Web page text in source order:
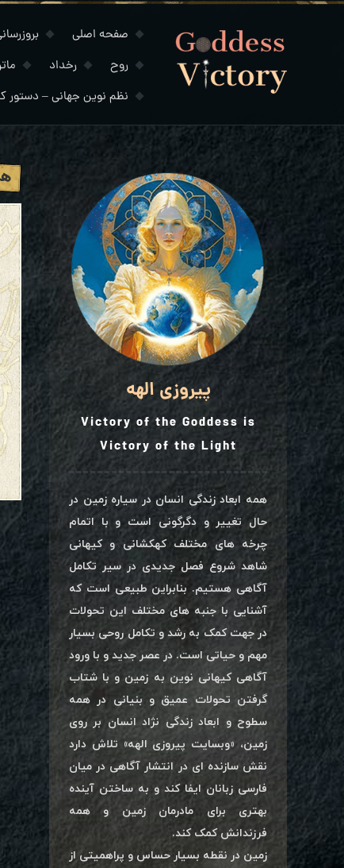
صفحه اصلی
روح
رخداد
نظم نوین جهانی – دستور کار
پیروزی الهه
Victory of the Goddess is
Victory of the Light
همه ابعاد زندگی انسان در سیاره زمین در
حال تغییر و دگرگونی است و با اتمام
چرخه های مختلف کهکشانی و کیهانی
شاهد شروع فصل جدیدی در سیر تکامل
آگاهی هستیم. بنابراین طبیعی است که
آشنایی با جنبه های مختلف این تحولات
در جهت کمک به رشد و تکامل روحی بسیار
مهم و حیاتی است. در عصر جدید و با ورود
آگاهی کیهانی نوین به زمین و با شتاب
گرفتن تحولات عمیق و بنیانی در همه
سطوح و ابعاد زندگی نژاد انسان بر روی
زمین، «وبسایت پیروزی الهه» تلاش دارد
نقش سازنده ای در انتشار آگاهی در میان
فارسی زبانان ایفا کند و به ساختن آینده
بهتری برای مادرمان زمین و همه
فرزندانش کمک کند.
زمین در نقطه بسیار حساس و پراهمیتی از